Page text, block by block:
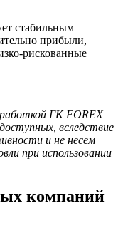
стабильным
прибыли,
рискованные
ГК FOREX
вследствие
и не несем
при использовании
компаний